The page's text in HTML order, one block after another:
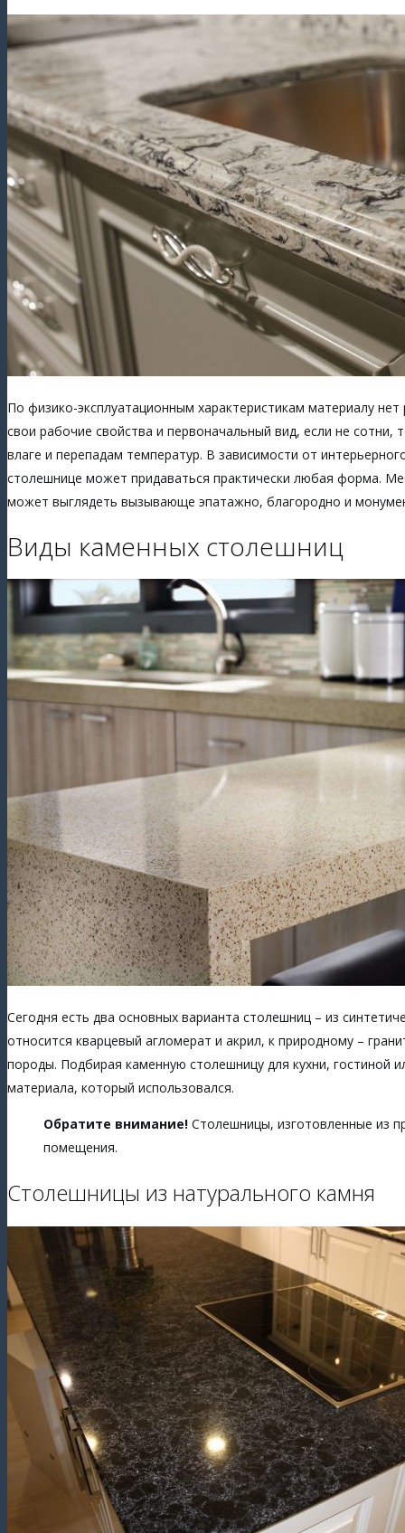
По физико-эксплуатационным характеристикам материалу
свои рабочие свойства и первоначальный вид, если не
влаге и перепадам температур. В зависимости от
столешнице может придаваться практически любая форма.
может выглядеть вызывающе эпатажно, благородно и
Виды каменных столешниц
Сегодня есть два основных варианта столешниц – из
относится кварцевый агломерат и акрил, к природному –
породы. Подбирая каменную столешницу для кухни, гостиной
материала, который использовался.
Обратите внимание! Столешницы, изготовленные из
помещения.
Столешницы из натурального камня